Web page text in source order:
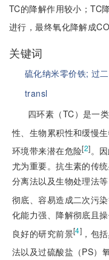
TC的降解作用较小；TC
进行，最终氧化降解成
关键词
硫化纳米零价铁; 过
transl
四环素（TC）是一
性、生物累积性和缓慢
环境带来潜在危险[2]。
尤为重要。抗生素的传
分离法以及生物处理法
彻底、容易造成二次污
化能力强、降解彻底且
良好的研究前景[4] ，包
法以及过硫酸盐（PS）